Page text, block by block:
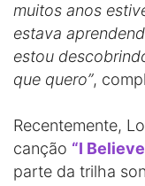
muitos anos
estava
estou
que quero”,
Recentemente,
canção “I
parte da trilha